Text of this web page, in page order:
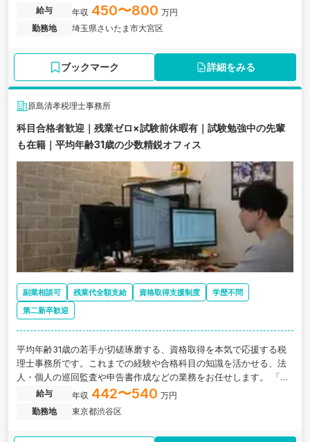
給与 年収 450〜800 万円
勤務地
埼玉県さいたま市大宮区
ブックマーク 詳細をみる
原島清孝税理士事務所
科目合格者歓迎｜残業ゼロ×試験前休暇有｜試験勉強中の先輩
も在籍｜平均年齢31歳の少数精鋭オフィス
副業相談可 残業代全額支給 資格取得支援制度
学歴不問
第二新卒歓迎
平均年齢31歳の若手が切磋琢磨する、資格取得を本気で応援する税
理士事務所です。これまでの経験や合格科目の知識を活かせる、法
人・個人の巡回監査や申告書作成などの業務をお任せします。 「残
業ゼロ」を徹底しているため日々の勉強時間をしっかり確保でき、
将来的にも無理のない10〜15社程度の担当数で働けます。同じ目標
を持つ仲間と共に、バランスよく官報合格を目指せる環境です。
給与 年収 442〜540 万円
勤務地
東京都渋谷区